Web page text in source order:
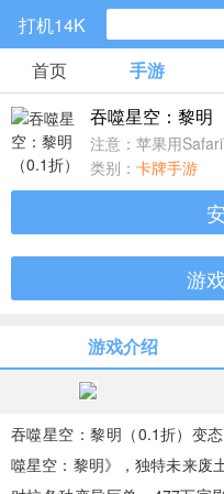
打机14K
手游分类
精品手游
405款手游
538款手游
3427款手游
750款手游
首页 手游
吞噬星空：黎明
注意：苹果用
类别： 卡牌手游
游
游戏介绍
吞噬星空：黎明（0.1折）变
噬星空：黎明》，独特未来废